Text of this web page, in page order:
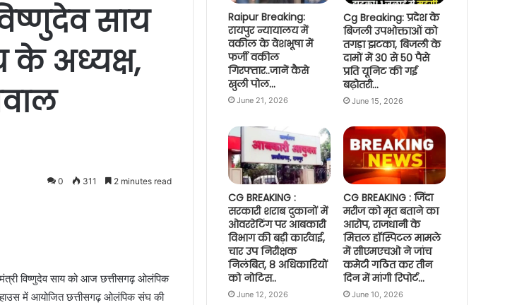
साय
अध्यक्ष,
0 311 2 minutes read
विष्णुदेव साय को आज छत्तीसगढ़ ओलंपिक
हाउस में आयोजित छत्तीसगढ़ ओलंपिक संघ की
Raipur Breaking:
रायपुर न्यायालय में
वकील के वेशभूषा में
फर्जी वकील
गिरफ्तार..जानें कैसे
खुली पोल…
June 21, 2026
Cg Breaking: प्रदेश के
बिजली उपभोक्ताओं को
तगड़ा झटका, बिजली के
दामों में 30 से 50 पैसे
प्रति यूनिट की गई
बढ़ोतरी…
June 15, 2026
CG BREAKING :
सरकारी शराब दुकानों में
ओवररेटिंग पर आबकारी
विभाग की बड़ी कार्रवाई,
चार उप निरीक्षक
निलंबित, 8 अधिकारियों
को नोटिस..
June 12, 2026
CG BREAKING : जिंदा
मरीज को मृत बताने का
आरोप, राजधानी के
मित्तल हॉस्पिटल मामले
में सीएमएचओ ने जांच
कमेटी गठित कर तीन
दिन में मांगी रिपोर्ट…
June 10, 2026